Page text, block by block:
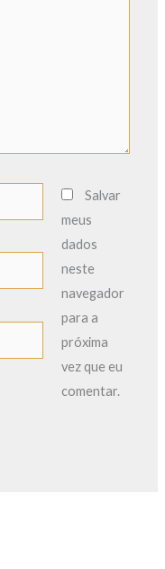
Salvar
meus
dados
neste
navegador
para a
próxima
vez que eu
comentar.